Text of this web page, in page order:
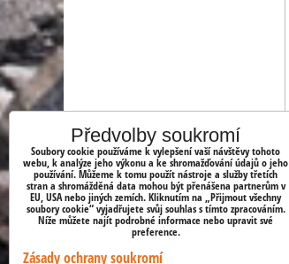
OBJEDNÁVKY
Předvolby soukromí
Soubory cookie používáme k vylepšení vaší návštěvy tohoto
webu, k analýze jeho výkonu a ke shromažďování údajů o jeho
používání. Můžeme k tomu použít nástroje a služby třetích
stran a shromážděná data mohou být přenášena partnerům v
EU, USA nebo jiných zemích. Kliknutím na „Přijmout všechny
soubory cookie“ vyjadřujete svůj souhlas s tímto zpracováním.
Níže můžete najít podrobné informace nebo upravit své
preference.
Zásady ochrany soukromí